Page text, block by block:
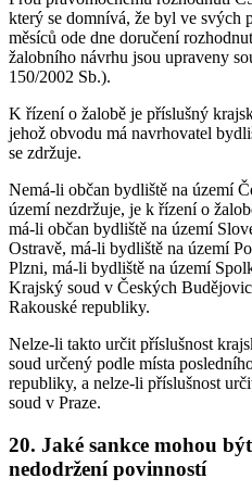
který se domnívá, že byl ve svých
měsíců ode dne doručení
žalobního návrhu jsou upraveny
150/2002 Sb.).
K řízení o žalobě je příslušný
jehož obvodu má navrhovatel
se zdržuje.
Nemá-li občan bydliště na území
území nezdržuje, je k řízení o
má-li občan bydliště na území
Ostravě, má-li bydliště na území
Plzni, má-li bydliště na území
Krajský soud v Českých
Rakouské republiky.
Nelze-li takto určit příslušnost
soud určený podle místa
republiky, a nelze-li příslušnost
soud v Praze.
20. Jaké sankce mohou
nedodržení povinností